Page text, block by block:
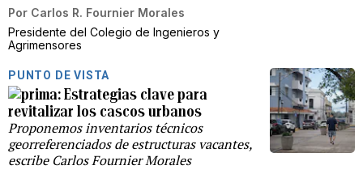
Por Carlos R. Fournier Morales
Presidente del Colegio de Ingenieros y
Agrimensores
PUNTO DE VISTA
Estrategias clave para
revitalizar los cascos urbanos
Proponemos inventarios técnicos
georreferenciados de estructuras vacantes,
escribe Carlos Fournier Morales